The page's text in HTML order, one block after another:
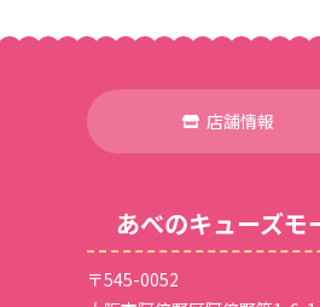
店舗情報
あべのキューズモ
〒545-0052